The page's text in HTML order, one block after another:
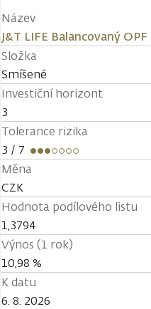
Název
J&T LIFE Balancovaný OPF
Složka
Smíšené
Investiční horizont
3
Tolerance rizika
3 / 7
Měna
CZK
Hodnota podílového listu
1,3794
Výnos (1 rok)
10,98 %
K datu
6. 8. 2026